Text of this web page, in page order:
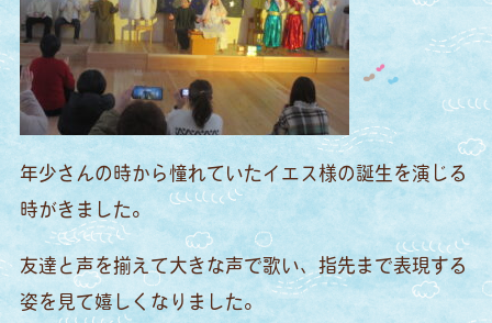
年少さんの時から憧れていたイエス様の誕生を演じる
時がきました。
友達と声を揃えて大きな声で歌い、指先まで表現する
姿を見て嬉しくなりました。